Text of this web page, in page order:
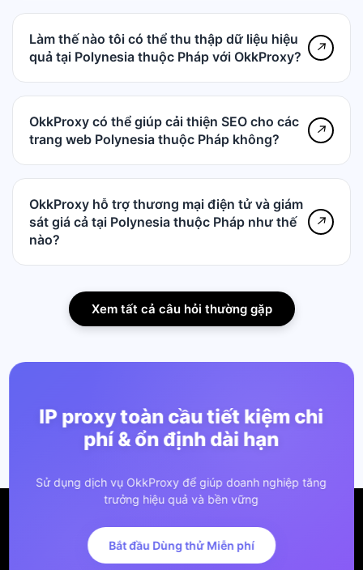
Làm thế nào tôi có thể thu thập dữ liệu hiệu
quả tại Polynesia thuộc Pháp với OkkProxy?
↗
OkkProxy có thể giúp cải thiện SEO cho các
trang web Polynesia thuộc Pháp không?
↗
OkkProxy hỗ trợ thương mại điện tử và giám
sát giá cả tại Polynesia thuộc Pháp như thế
nào?
↗
Xem tất cả câu hỏi thường gặp
IP proxy toàn cầu tiết kiệm chi
phí & ổn định dài hạn
Sử dụng dịch vụ OkkProxy để giúp doanh nghiệp tăng
trưởng hiệu quả và bền vững
Bắt đầu Dùng thử Miễn phí